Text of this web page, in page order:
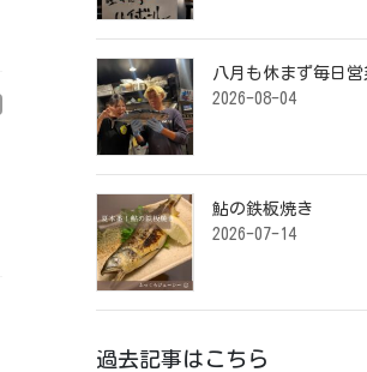
八月も休まず毎日営
2026-08-04
鮎の鉄板焼き ⁡
2026-07-14
過去記事はこちら